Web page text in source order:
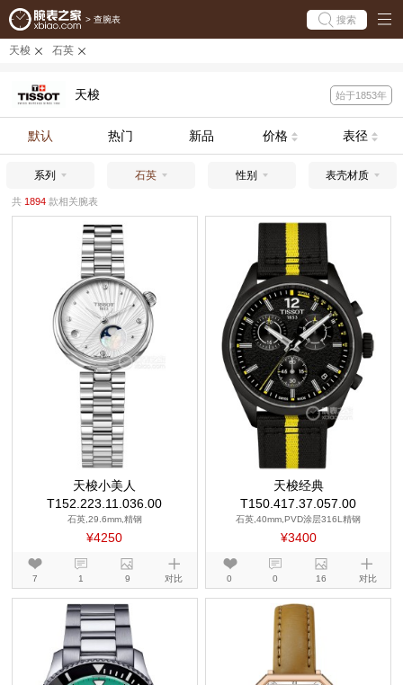
> 查腕表 搜索
天梭 石英
天梭 始于1853年
默认 热门 新品 价格 表径
系列 石英 性别 表壳材质
共 1894款相关腕表
天梭小美人
T152.223.11.036.00
石英,29.6mm,精钢
¥4250
7 1 9 对比
天梭经典
T150.417.37.057.00
石英,40mm,PVD涂层316L精钢
¥3400
0 0 16 对比